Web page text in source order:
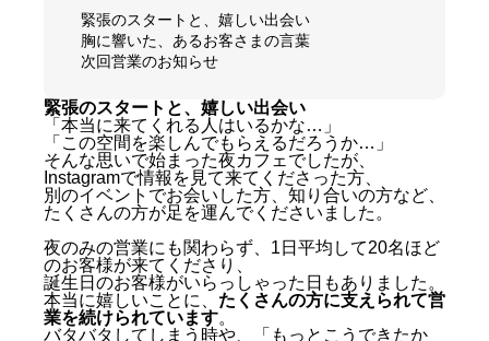
緊張のスタートと、嬉しい出会い
胸に響いた、あるお客さまの言葉
次回営業のお知らせ
緊張のスタートと、嬉しい出会い
「本当に来てくれる人はいるかな…」
「この空間を楽しんでもらえるだろうか…」
そんな思いで始まった夜カフェでしたが、
Instagramで情報を見て来てくださった方、
別のイベントでお会いした方、知り合いの方など、
たくさんの方が足を運んでくださいました。
夜のみの営業にも関わらず、1日平均して20名ほど
のお客様が来てくださり、
誕生日のお客様がいらっしゃった日もありました。
本当に嬉しいことに、 たくさんの方に支えられて営
業を続けられています。
バタバタしてしまう時や、「もっとこうできたか